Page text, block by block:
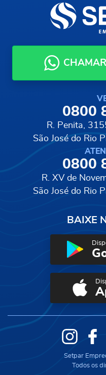
0800
R. Penita,
São José do Rio
0800
R. XV de
São José do Rio
BAIXE
Instagram
Setpar
Todos os